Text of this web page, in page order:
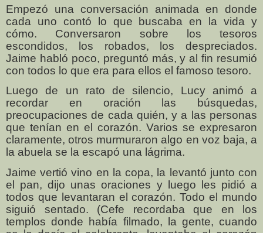
Empezó una conversación animada en donde
cada uno contó lo que buscaba en la vida y
cómo. Conversaron sobre los tesoros
escondidos, los robados, los despreciados.
Jaime habló poco, preguntó más, y al fin resumió
con todos lo que era para ellos el famoso tesoro.
Luego de un rato de silencio, Lucy animó a
recordar en oración las búsquedas,
preocupaciones de cada quién, y a las personas
que tenían en el corazón. Varios se expresaron
claramente, otros murmuraron algo en voz baja, a
la abuela se la escapó una lágrima.
Jaime vertió vino en la copa, la levantó junto con
el pan, dijo unas oraciones y luego les pidió a
todos que levantaran el corazón. Todo el mundo
siguió sentado. (Cefe recordaba que en los
templos donde había filmado, la gente, cuando